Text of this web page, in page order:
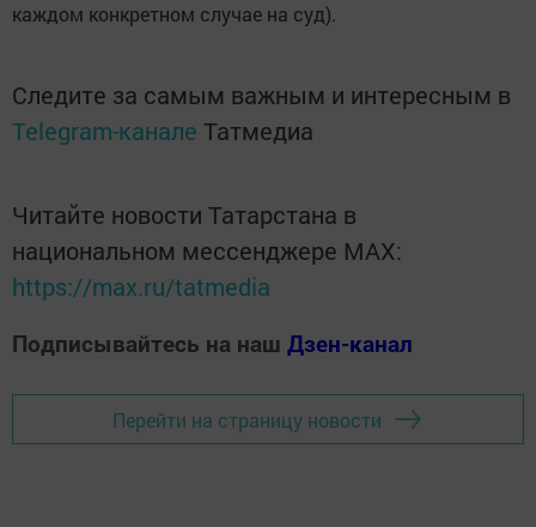
каждом конкретном случае на суд).
Следите за самым важным и интересным в
Telegram-канале Татмедиа
Читайте новости Татарстана в
национальном мессенджере MАХ:
https://max.ru/tatmedia
Подписывайтесь на наш Дзен-канал
Перейти на страницу новости